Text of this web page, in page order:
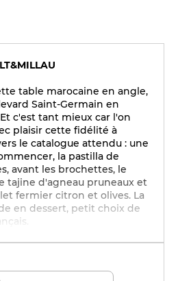
table marocaine en angle,
Saint-Germain en
c'est tant mieux car l'on
plaisir cette fidélité à
le catalogue attendu : une
la pastilla de
avant les brochettes, le
tajine d'agneau pruneaux et
fermier citron et olives. La
en dessert, petit choix de